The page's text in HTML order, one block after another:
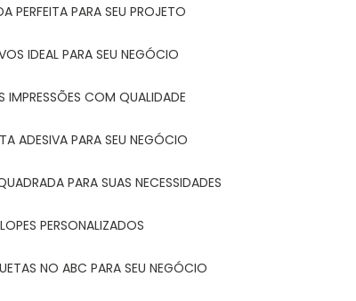
PERFEITA PARA SEU PROJETO
IDEAL PARA SEU NEGÓCIO
IMPRESSÕES COM QUALIDADE
ADESIVA PARA SEU NEGÓCIO
PARA SUAS NECESSIDADES
PERSONALIZADOS
NO ABC PARA SEU NEGÓCIO